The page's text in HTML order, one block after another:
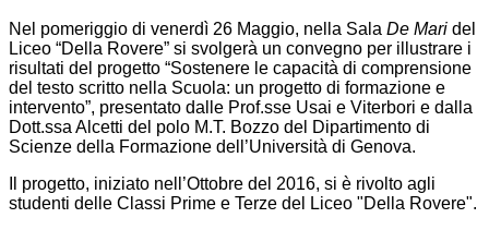
Nel pomeriggio di venerdì 26 Maggio, nella Sala De Mari del
Liceo “Della Rovere” si svolgerà un convegno per illustrare i
risultati del progetto “Sostenere le capacità di comprensione
del testo scritto nella Scuola: un progetto di formazione e
intervento”, presentato dalle Prof.sse Usai e Viterbori e dalla
Dott.ssa Alcetti del polo M.T. Bozzo del Dipartimento di
Scienze della Formazione dell’Università di Genova.
Il progetto, iniziato nell’Ottobre del 2016, si è rivolto agli
studenti delle Classi Prime e Terze del Liceo "Della Rovere".